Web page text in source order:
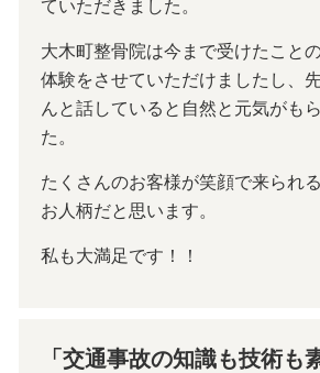
ていただきました。
大木町整骨院は今まで受けたこと
体験をさせていただけましたし、
んと話していると自然と元気がも
た。
たくさんのお客様が笑顔で来られ
お人柄だと思います。
私も大満足です！！
「交通事故の知識も技術も